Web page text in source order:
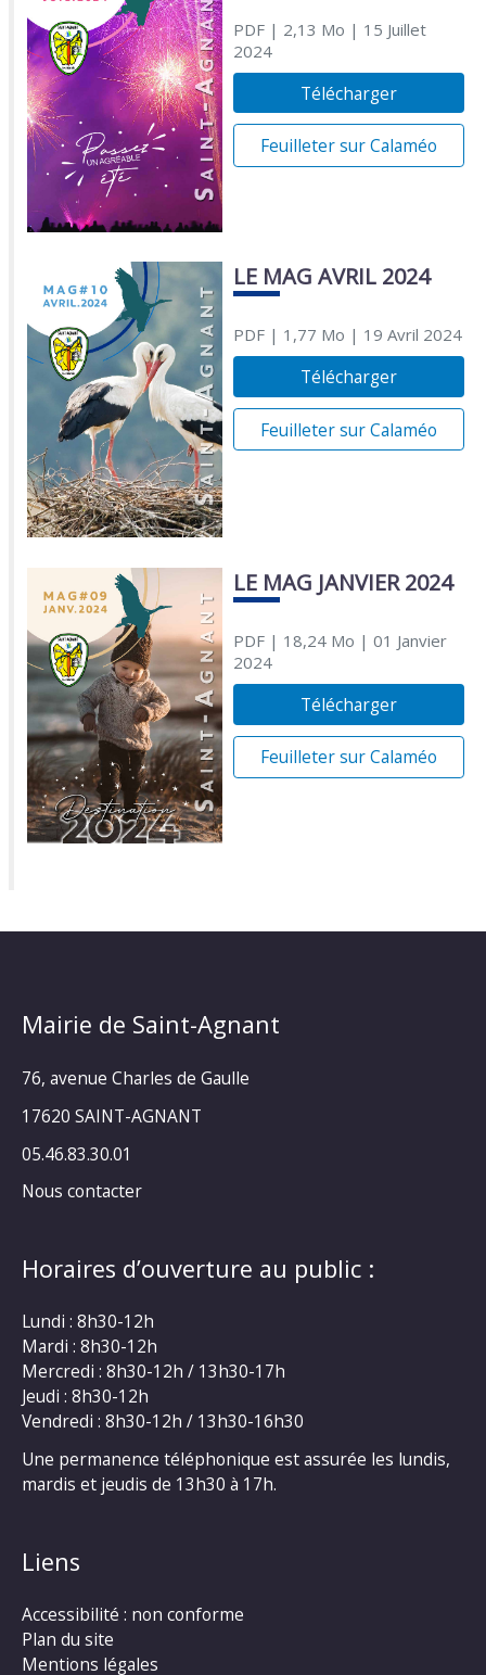
PDF| 2,13 Mo | 15 Juillet
2024
Télécharger
Feuilleter sur Calaméo
LE MAG AVRIL 2024
PDF| 1,77 Mo | 19 Avril 2024
Télécharger
Feuilleter sur Calaméo
LE MAG JANVIER 2024
PDF| 18,24 Mo | 01 Janvier
2024
Télécharger
Feuilleter sur Calaméo
Mairie de Saint-Agnant
76, avenue Charles de Gaulle
17620 SAINT-AGNANT
05.46.83.30.01
Nous contacter
Horaires d’ouverture au public :
Lundi : 8h30-12h
Mardi : 8h30-12h
Mercredi : 8h30-12h / 13h30-17h
Jeudi : 8h30-12h
Vendredi : 8h30-12h / 13h30-16h30
Une permanence téléphonique est assurée les lundis,
mardis et jeudis de 13h30 à 17h.
Liens
Accessibilité : non conforme
Plan du site
Mentions légales